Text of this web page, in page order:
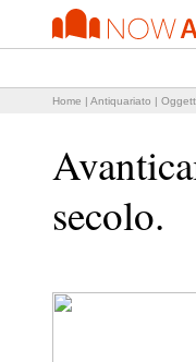
Home | Antiquariato |
secolo.